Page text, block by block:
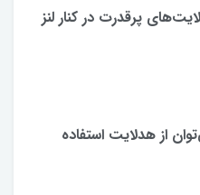
پرقدرت در کنار لنز
از هدلایت استفاده